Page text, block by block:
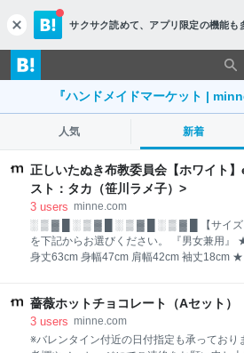
c
l
o
s
サクサク読めて、 アプリ限定の機能も
『ハンドメイドマーケット |
人気 新着
正しいたぬき布教委員会【ホワイト
スト：タカ（笹川ラメ子）>
3 users minne.com
░ ▒ ▓ █ ░ ▒ ▓ █ ░ ▒ ▓ █ ░ ▒ ▓ █ 【サイズ
を下記からお選びください。 『男女兼用』
身丈63cm 身幅47cm 肩幅42cm 袖丈18cm ★
75cm 身幅60cm 肩幅55cm 袖丈23cm ★【Ｘ
丈80cm 身幅65cm 肩幅59cm 袖丈25cm ★【
Ｌ】 身丈83cm 身幅70cm 肩幅61cm 袖丈
薔薇ホットチョコレート（Aセット）
3 users minne.com
※バレンタイン付近の日付指定も承っており